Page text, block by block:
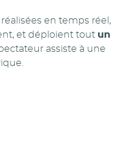
en temps réel,
et déploient tout un
assiste à une